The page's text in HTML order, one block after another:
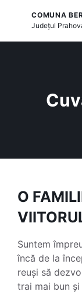
COMUNA
Județul
O
Suntem
încă de la
reuși să
trai mai bun